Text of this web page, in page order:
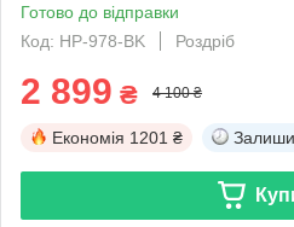
Готово до відправки
Код: HP-978-BK
Роздріб
2 899 ₴ 4 100 ₴
Економія 1201 ₴